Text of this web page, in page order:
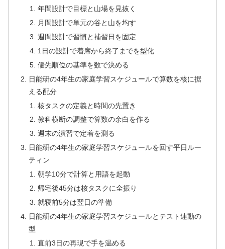
年間設計で目標と山場を見抜く
月間設計で単元の谷と山を均す
週間設計で習慣と補習日を固定
1日の設計で着席から終了までを型化
優先順位の基準を数で決める
日能研の4年生の家庭学習スケジュールで算数を核に据
える配分
核タスクの定義と時間の先置き
教科横断の調整で算数の余白を作る
週末の演習で定着を測る
日能研の4年生の家庭学習スケジュールを回す平日ルー
ティン
朝学10分で計算と用語を起動
帰宅後45分は核タスクに全振り
就寝前5分は翌日の準備
日能研の4年生の家庭学習スケジュールとテスト連動の
型
直前3日の再現で手を温める